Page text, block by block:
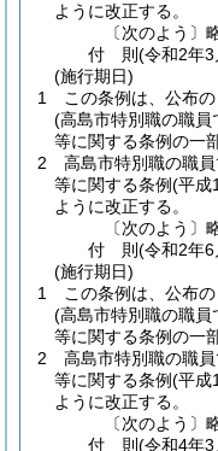
ように改正する。
〔次のよう〕
付 則(令和2年
(施行期日)
1
この条例は、公布の
(高島市特別職の職
等に関する条例の一
2
高島市特別職の職
等に関する条例(平成
ように改正する。
〔次のよう〕
付 則(令和2年
(施行期日)
1
この条例は、公布の
(高島市特別職の職
等に関する条例の一
2
高島市特別職の職
等に関する条例(平成
ように改正する。
〔次のよう〕
付 則(令和4年